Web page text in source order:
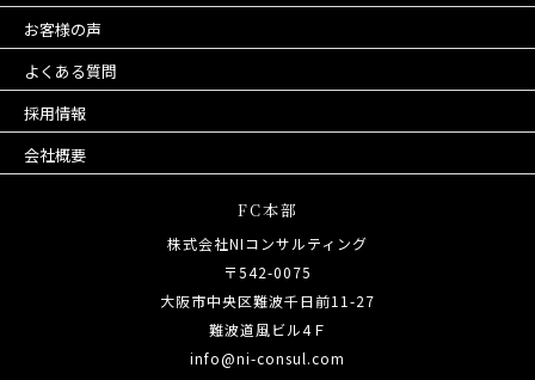
お客様の声
よくある質問
採用情報
会社概要
FC本部
株式会社NIコンサルティング
〒542-0075
大阪市中央区難波千日前11-27
難波道風ビル4Ｆ
info@ni-consul.com